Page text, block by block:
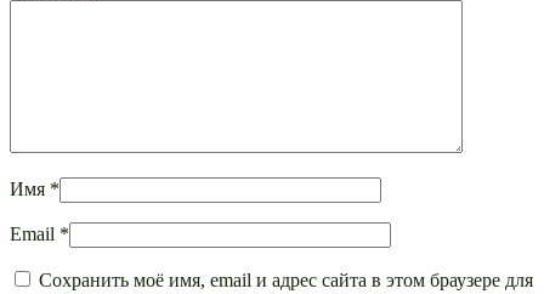
Имя *
Email *
Сохранить моё имя, email и адрес сайта в этом браузере для